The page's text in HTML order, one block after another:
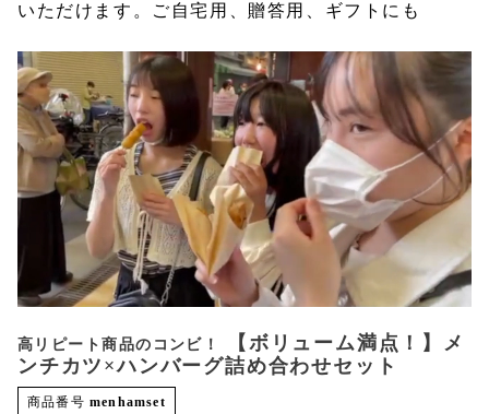
いただけます。ご自宅用、贈答用、ギフトにも
高リピート商品のコンビ！
【ボリューム満点！】メ
ンチカツ×ハンバーグ詰め合わせセット
商品番号 menhamset